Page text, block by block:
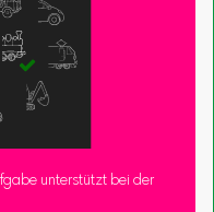
unterstützt bei der